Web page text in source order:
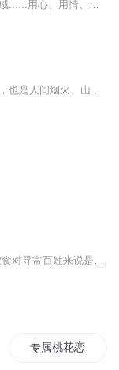
专属桃花恋情